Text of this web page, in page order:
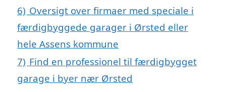
6) Oversigt over firmaer med speciale i
færdigbyggede garager i Ørsted eller
hele Assens kommune
7) Find en professionel til færdigbygget
garage i byer nær Ørsted